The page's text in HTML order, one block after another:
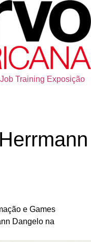
Job Training Exposição
e Games
Dangelo na